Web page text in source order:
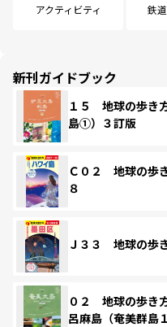
アクティビティ 鉄
新刊ガイドブック
１５ 地球の歩
島①）３訂版
Ｃ０２ 地球の歩
８
Ｊ３３ 地球の歩
０２ 地球の歩
呂麻島（奄美群